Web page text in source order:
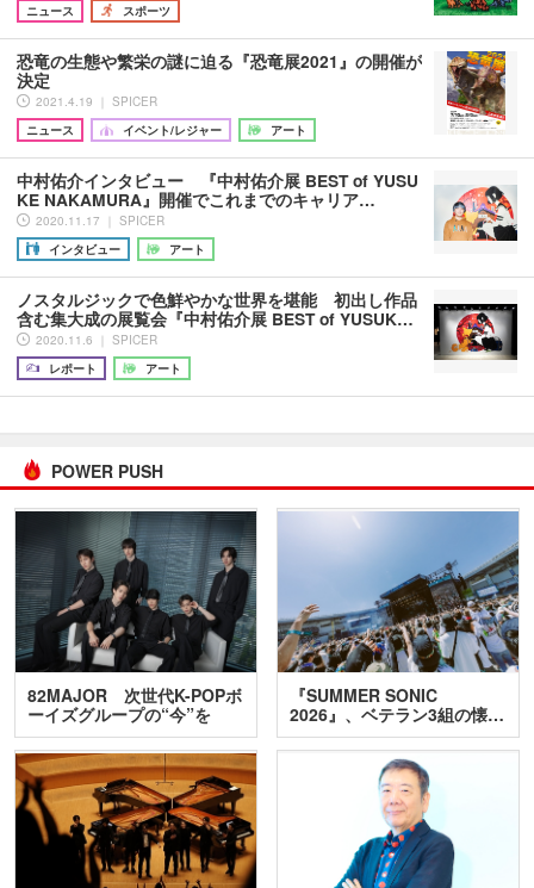
ニュース スポーツ
恐竜の生態や繁栄の謎に迫る『恐竜展2021』の開催が
決定
2021.4.19 ｜ SPICER
ニュース
イベント/レジャー アート
中村佑介インタビュー 『中村佑介展 BEST of YUSU
KE NAKAMURA』開催でこれまでのキャリア…
2020.11.17 ｜ SPICER
インタビュー
アート
ノスタルジックで色鮮やかな世界を堪能 初出し作品
含む集大成の展覧会『中村佑介展 BEST of YUSUK…
2020.11.6 ｜ SPICER
レポート
アート
POWER PUSH
82MAJOR 次世代K-POPボ
ーイズグループの“今”を
訊…
『SUMMER SONIC
2026』、ベテラン3組の懐…